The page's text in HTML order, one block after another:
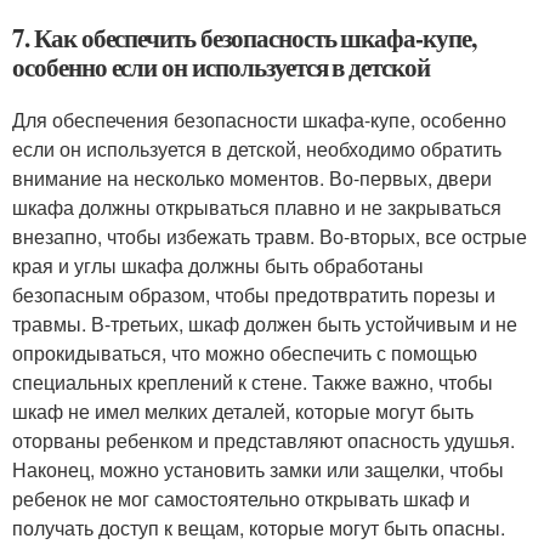
7. Как обеспечить безопасность шкафа-купе,
особенно если он используется в детской
Для обеспечения безопасности шкафа-купе, особенно
если он используется в детской, необходимо обратить
внимание на несколько моментов. Во-первых, двери
шкафа должны открываться плавно и не закрываться
внезапно, чтобы избежать травм. Во-вторых, все острые
края и углы шкафа должны быть обработаны
безопасным образом, чтобы предотвратить порезы и
травмы. В-третьих, шкаф должен быть устойчивым и не
опрокидываться, что можно обеспечить с помощью
специальных креплений к стене. Также важно, чтобы
шкаф не имел мелких деталей, которые могут быть
оторваны ребенком и представляют опасность удушья.
Наконец, можно установить замки или защелки, чтобы
ребенок не мог самостоятельно открывать шкаф и
получать доступ к вещам, которые могут быть опасны.